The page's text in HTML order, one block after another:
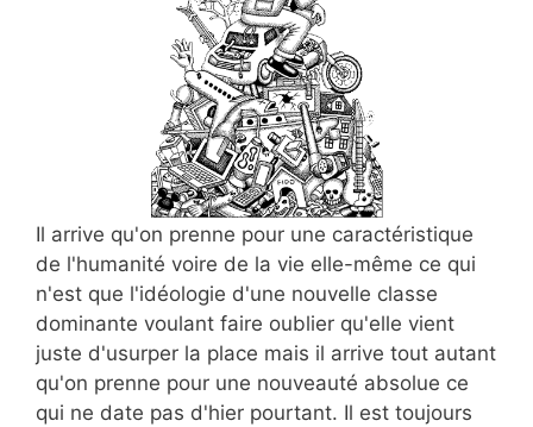
Il arrive qu'on prenne pour une caractéristique
de l'humanité voire de la vie elle-même ce qui
n'est que l'idéologie d'une nouvelle classe
dominante voulant faire oublier qu'elle vient
juste d'usurper la place mais il arrive tout autant
qu'on prenne pour une nouveauté absolue ce
qui ne date pas d'hier pourtant. Il est toujours